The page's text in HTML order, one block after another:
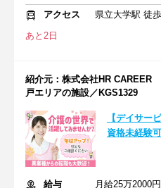
アクセス
県立大学駅 徒
あと2日
紹介元：株式会社HR CAREER
戸エリアの施設／KGS1329
【デイサー
資格未経験
給与
月給25万2000